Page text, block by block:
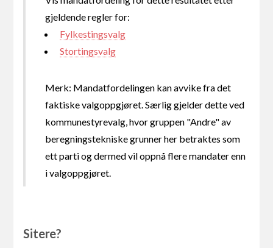
gjeldende regler for:
Fylkestingsvalg
Stortingsvalg
Merk: Mandatfordelingen kan avvike fra det
faktiske valgoppgjøret. Særlig gjelder dette ved
kommunestyrevalg, hvor gruppen "Andre" av
beregningstekniske grunner her betraktes som
ett parti og dermed vil oppnå flere mandater enn
i valgoppgjøret.
Sitere?